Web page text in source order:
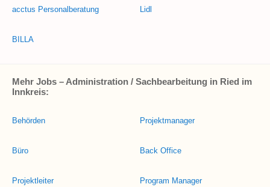
acctus Personalberatung
BILLA
Lidl
Mehr Jobs – Administration / Sachbearbeitung in Ried im
Innkreis:
Behörden
Büro
Projektleiter
Projektmanager
Back Office
Program Manager